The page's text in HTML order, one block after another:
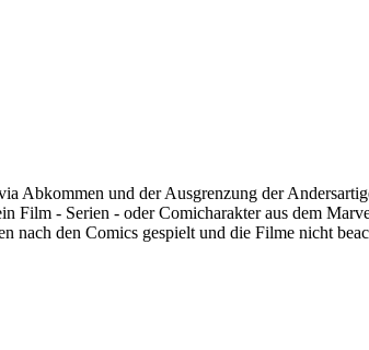
Abkommen und der Ausgrenzung der
Film - Serien - oder Comicharakter aus dem
nach den Comics gespielt und die Filme nicht